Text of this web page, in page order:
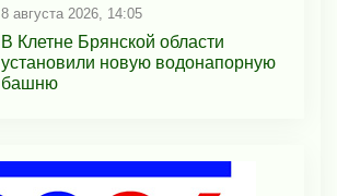
8 августа 2026, 14:05
В Клетне Брянской области
установили новую водонапорную
башню